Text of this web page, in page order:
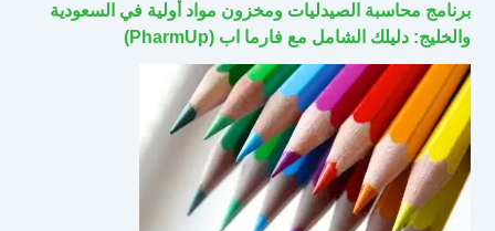
برنامج محاسبة الصيدليات ومخزون مواد أولية في السعودية
والخليج: دليلك الشامل مع فارما اب (PharmUp)